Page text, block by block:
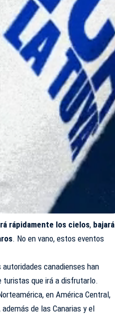
rápidamente los cielos, bajará
. No en vano, estos eventos
canadienses han
turistas que irá a disfrutarlo.
en América Central,
de las Canarias y el